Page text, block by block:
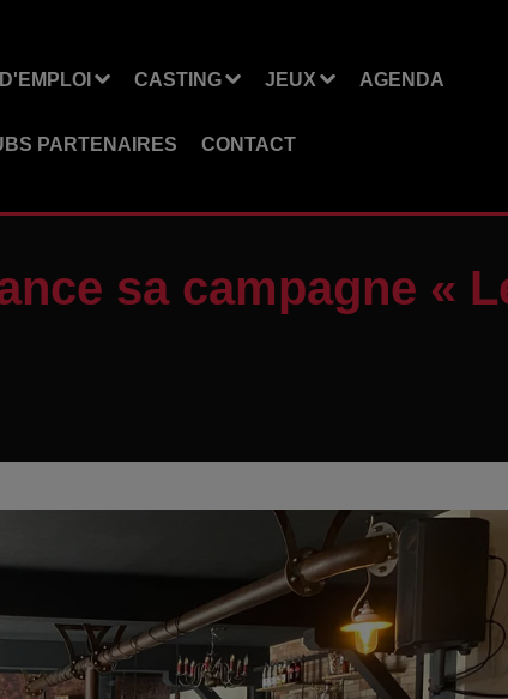
CASTING JEUX AGENDA
PARTENAIRES CONTACT
sa campagne «